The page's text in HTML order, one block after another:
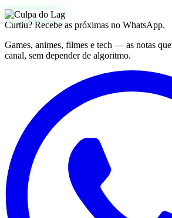
Curtiu? Recebe as próximas no WhatsApp.
Games, animes, filmes e tech — as notas
canal, sem depender de algoritmo.